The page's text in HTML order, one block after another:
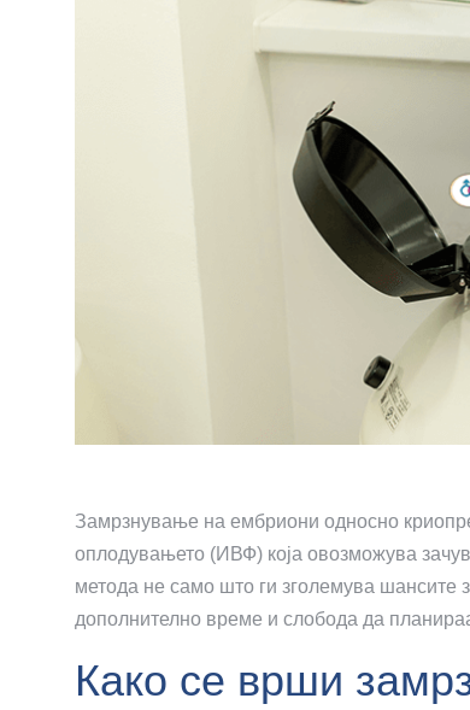
Замрзнување на ембриони односно
оплодувањето (ИВФ) која овозможува
метода не само што ги зголемува шансите
дополнително време и слобода да
Како се врши